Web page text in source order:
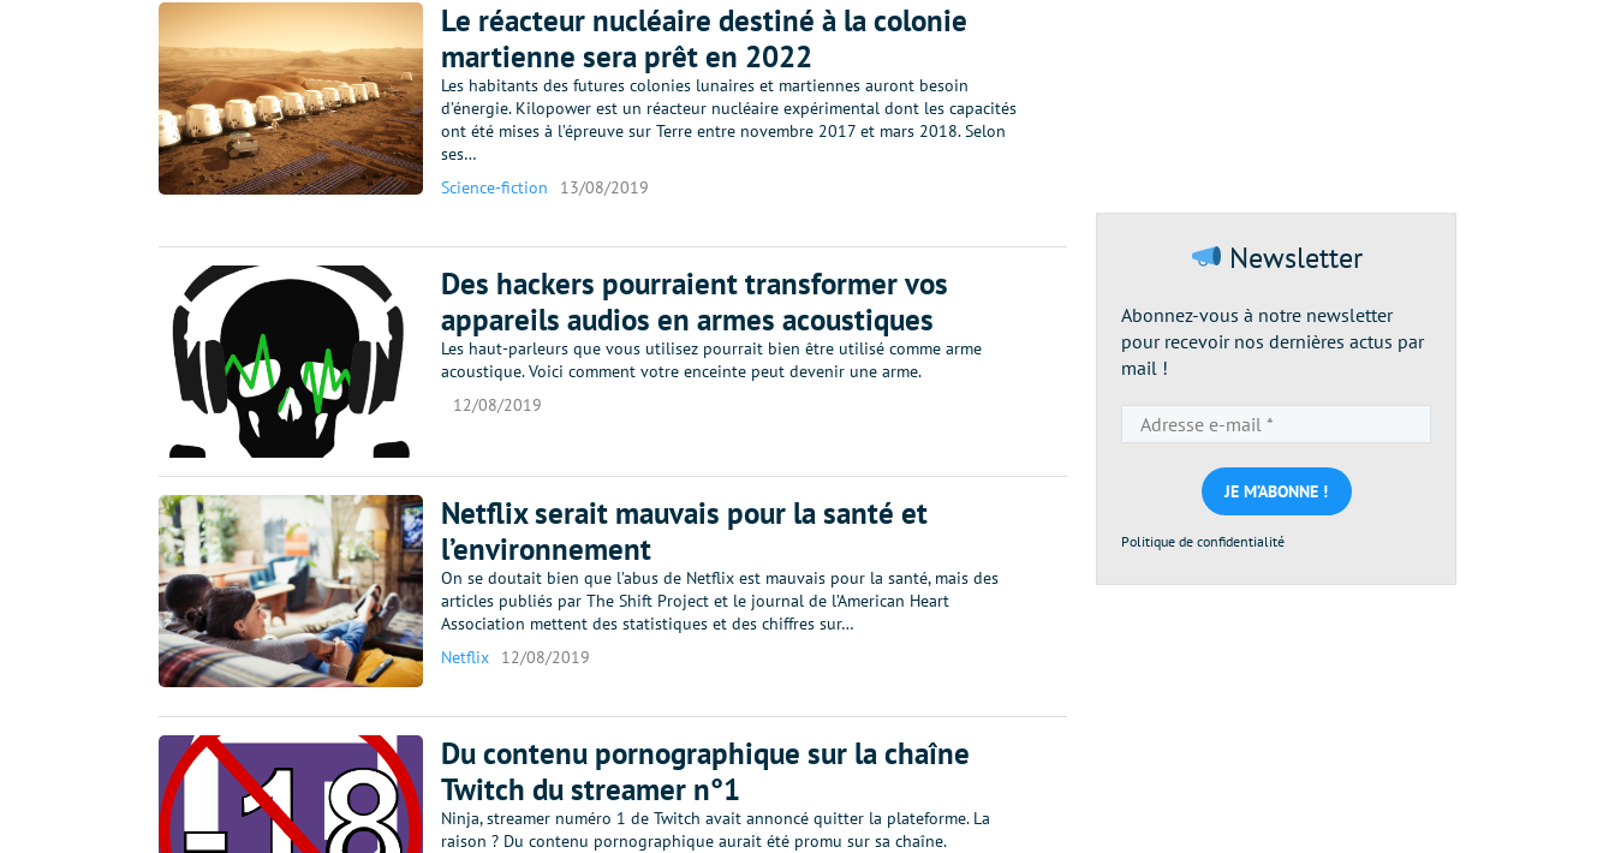
Le réacteur nucléaire destiné à la colonie
martienne sera prêt en 2022
Les habitants des futures colonies lunaires et martiennes auront besoin
d’énergie. Kilopower est un réacteur nucléaire expérimental dont les capacités
ont été mises à l’épreuve sur Terre entre novembre 2017 et mars 2018. Selon
ses…
Science-fiction
13/08/2019
Des hackers pourraient transformer vos
appareils audios en armes acoustiques
Les haut-parleurs que vous utilisez pourrait bien être utilisé comme arme
acoustique. Voici comment votre enceinte peut devenir une arme.
12/08/2019
Netflix serait mauvais pour la santé et
l’environnement
On se doutait bien que l’abus de Netflix est mauvais pour la santé, mais des
articles publiés par The Shift Project et le journal de l’American Heart
Association mettent des statistiques et des chiffres sur…
Netflix
12/08/2019
Du contenu pornographique sur la chaîne
Twitch du streamer n°1
Ninja, streamer numéro 1 de Twitch avait annoncé quitter la plateforme. La
raison ? Du contenu pornographique aurait été promu sur sa chaîne.
Newsletter
Abonnez-vous à notre newsletter
pour recevoir nos dernières actus par
mail !
e-
mail
*
Politique de confidentialité